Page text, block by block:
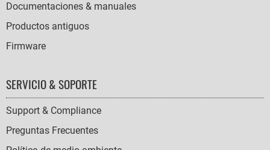
Documentaciones & manuales
Productos antiguos
Firmware
SERVICIO & SOPORTE
Support & Compliance
Preguntas Frecuentes